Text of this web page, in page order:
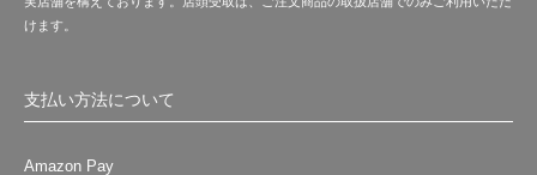
けます。
支払い方法について
Amazon Pay